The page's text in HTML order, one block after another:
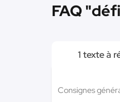
FAQ
1 texte à
Consignes